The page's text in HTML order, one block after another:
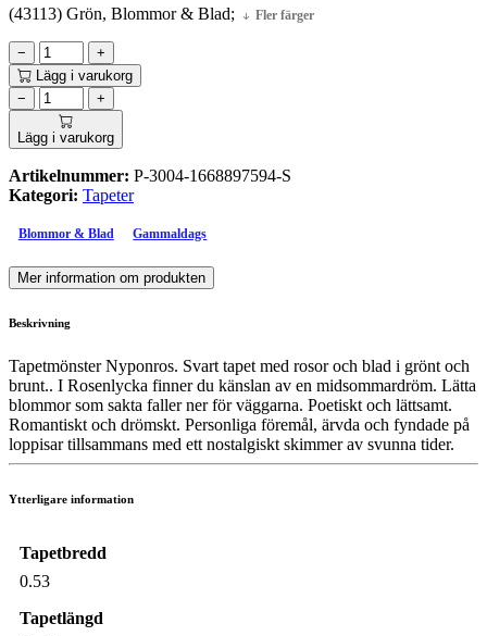
(43113) Grön, Blommor & Blad; Fler färger
−
+
Lägg i varukorg
−
+
Lägg i varukorg
Artikelnummer: P-3004-1668897594-S
Kategori: Tapeter
Blommor & Blad Gammaldags
Mer information om produkten
Beskrivning
Tapetmönster Nyponros. Svart tapet med rosor och blad i grönt och
brunt.. I Rosenlycka finner du känslan av en midsommardröm. Lätta
blommor som sakta faller ner för väggarna. Poetiskt och lättsamt.
Romantiskt och drömskt. Personliga föremål, ärvda och fyndade på
loppisar tillsammans med ett nostalgiskt skimmer av svunna tider.
Ytterligare information
Tapetbredd
0.53
Tapetlängd